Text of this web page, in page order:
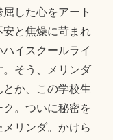
した心をアート
と焦燥に苛まれ
イスクールライ
そう、メリンダ
か、この学校生
。ついに秘密を
リンダ。かけら